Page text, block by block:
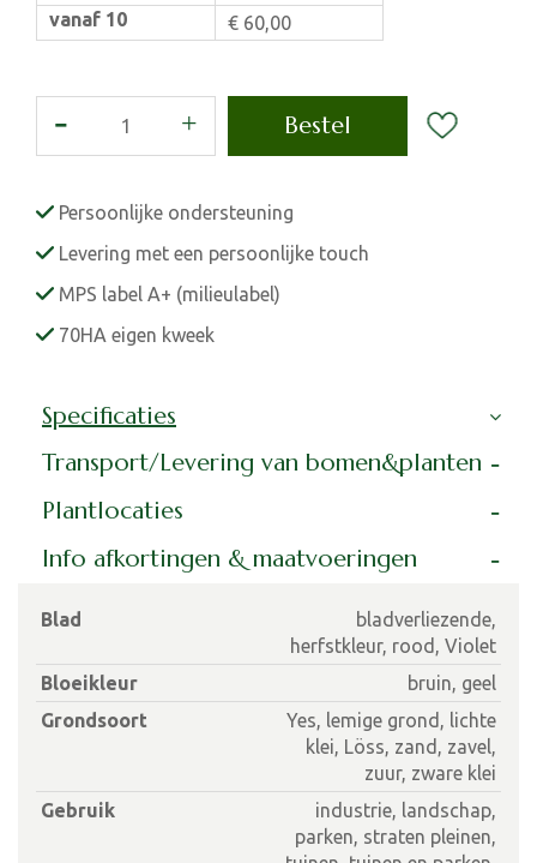
vanaf 10
€ 60 00
Persoonlijke ondersteuning
Levering met een persoonlijke touch
MPS label A+ (milieulabel)
70HA eigen kweek
Specificaties
Transport/Levering van bomen&planten
Plantlocaties
Info afkortingen & maatvoeringen
Blad
bladverliezende,
herfstkleur, rood, Violet
Bloeikleur
bruin, geel
Grondsoort
Yes, lemige grond, lichte
klei, Löss, zand, zavel,
zuur, zware klei
Gebruik
industrie, landschap,
parken, straten pleinen,